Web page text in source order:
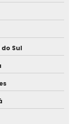
Sul